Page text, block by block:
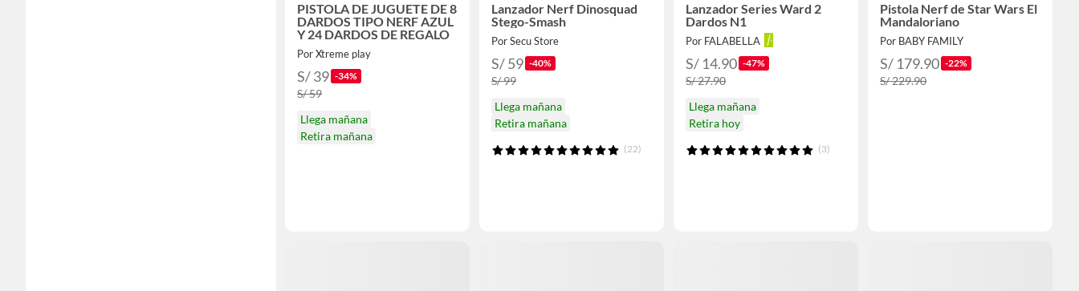
PISTOLA DE JUGUETE DE 8
DARDOS TIPO NERF AZUL
Y 24 DARDOS DE REGALO
Por Xtreme play
S/ 39 -34%
S/ 59
Llega mañana
Retira mañana
Lanzador Nerf Dinosquad
Stego-Smash
Por Secu Store
S/ 59 -40%
S/ 99
Llega mañana
Retira mañana
(22)
Lanzador Series Ward 2
Dardos N1
Por FALABELLA
S/ 14.90 -47%
S/ 27.90
Llega mañana
Retira hoy
(3)
Pistola Nerf de Star Wars El
Mandaloriano
Por BABY FAMILY
S/ 179.90 -22%
S/ 229.90